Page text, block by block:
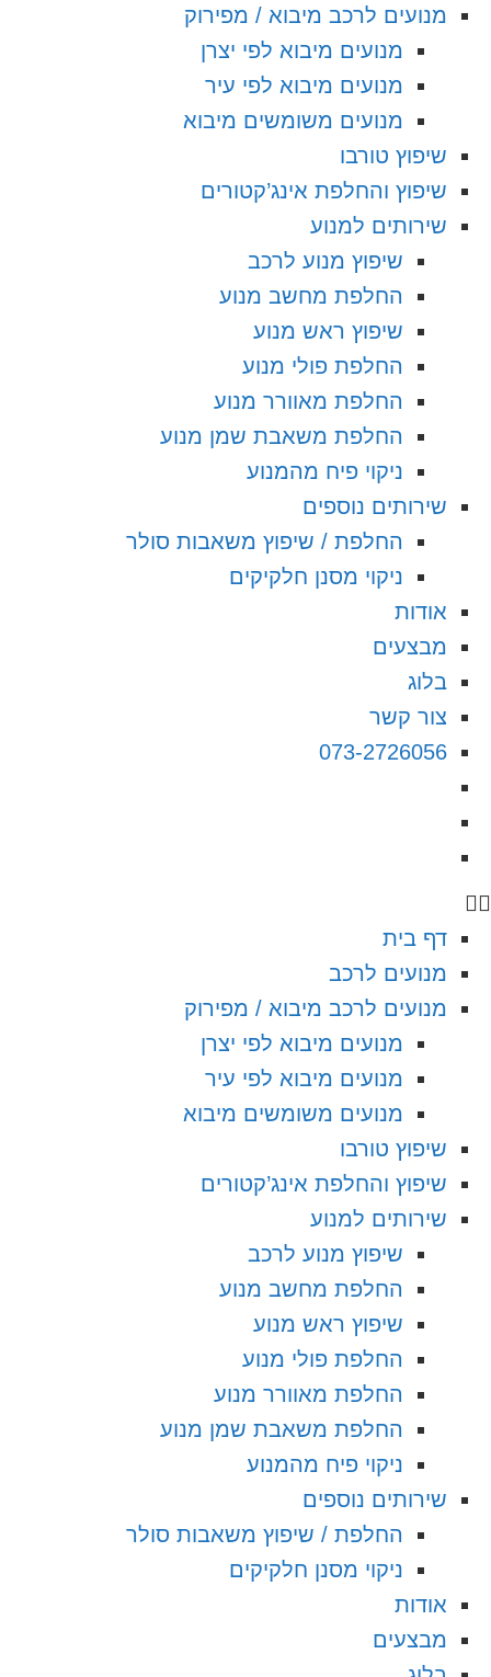
מנועים לרכב מיבוא / מפירוק
מנועים מיבוא לפי יצרן
מנועים מיבוא לפי עיר
מנועים משומשים מיבוא
שיפוץ טורבו
שיפוץ והחלפת אינג’קטורים
שירותים למנוע
שיפוץ מנוע לרכב
החלפת מחשב מנוע
שיפוץ ראש מנוע
החלפת פולי מנוע
החלפת מאוורר מנוע
החלפת משאבת שמן מנוע
ניקוי פיח מהמנוע
שירותים נוספים
החלפת / שיפוץ משאבות סולר
ניקוי מסנן חלקיקים
אודות
מבצעים
בלוג
צור קשר
073-2726056
דף בית
מנועים לרכב
מנועים לרכב מיבוא / מפירוק
מנועים מיבוא לפי יצרן
מנועים מיבוא לפי עיר
מנועים משומשים מיבוא
שיפוץ טורבו
שיפוץ והחלפת אינג’קטורים
שירותים למנוע
שיפוץ מנוע לרכב
החלפת מחשב מנוע
שיפוץ ראש מנוע
החלפת פולי מנוע
החלפת מאוורר מנוע
החלפת משאבת שמן מנוע
ניקוי פיח מהמנוע
שירותים נוספים
החלפת / שיפוץ משאבות סולר
ניקוי מסנן חלקיקים
אודות
מבצעים